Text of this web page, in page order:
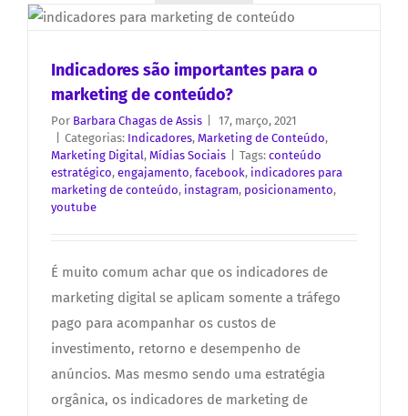
Indicadores são importantes para o
marketing de conteúdo?
Por Barbara Chagas de Assis
17, março, 2021
Categorias: Indicadores, Marketing de Conteúdo,
Marketing Digital, Mídias Sociais Tags: conteúdo
estratégico, engajamento, facebook, indicadores para
marketing de conteúdo, instagram, posicionamento,
youtube
É muito comum achar que os indicadores de
marketing digital se aplicam somente a tráfego
pago para acompanhar os custos de
investimento, retorno e desempenho de
anúncios. Mas mesmo sendo uma estratégia
orgânica, os indicadores de marketing de